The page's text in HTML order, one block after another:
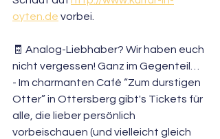
oyten.de vorbei.
🧾 Analog-Liebhaber? Wir haben euch
nicht vergessen! Ganz im Gegenteil…
- Im charmanten Café “Zum durstigen
Otter” in Ottersberg gibt's Tickets für
alle, die lieber persönlich
vorbeischauen (und vielleicht gleich